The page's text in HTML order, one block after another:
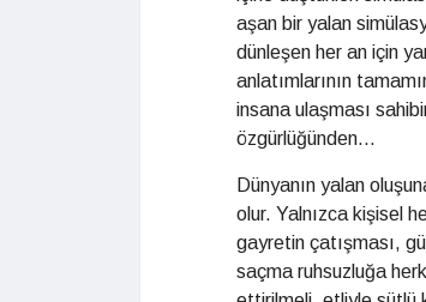
aşan bir yalan
dünleşen her an için
anlatımlarının
insana ulaşması
özgürlüğünden...
Dünyanın yalan
olur. Yalnızca kişisel
gayretin çatışması,
saçma ruhsuzluğa